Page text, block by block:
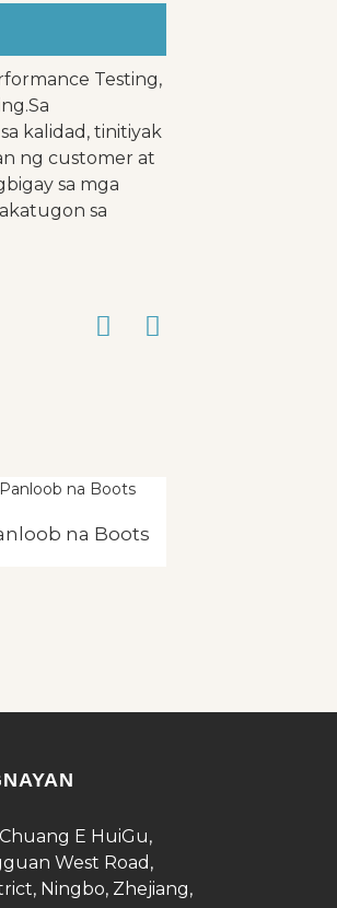
Testing,
kalidad, tinitiyak
ng customer at
sa mga
sa
na Boots
E HuiGu,
West Road,
Ningbo, Zhejiang,